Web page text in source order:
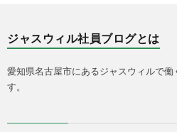
ジャスウィル社員ブログとは
愛知県名古屋市にあるジャスウィルで
す。